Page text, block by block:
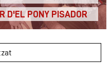
D'EL PONY PISADOR